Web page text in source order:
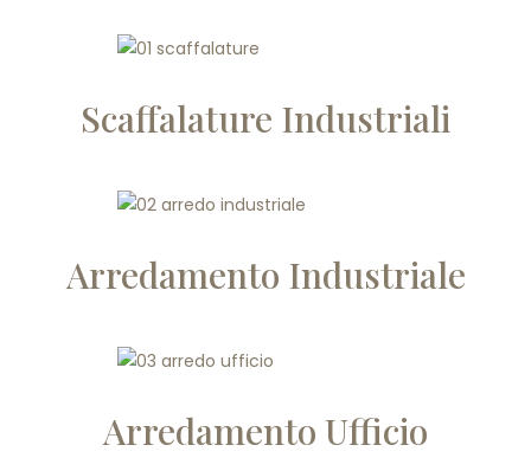
Scaffalature Industriali
Arredamento Industriale
Arredamento Ufficio